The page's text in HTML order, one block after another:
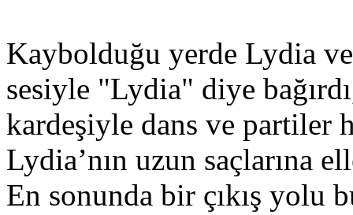
Kaybolduğu yerde Lydia
sesiyle "Lydia" diye
kardeşiyle dans ve partiler
Lydia’nın uzun saçlarına
En sonunda bir çıkış yolu